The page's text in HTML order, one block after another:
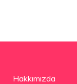
Hakkımızda